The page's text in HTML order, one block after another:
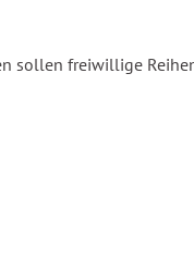
sollen freiwillige